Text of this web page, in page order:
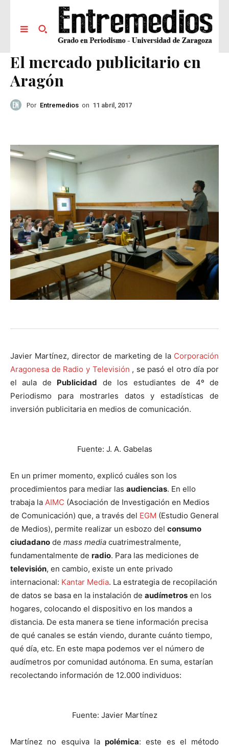
El mercado publicitario en
Aragón
Por Entremedios on 11 abril, 2017
Javier Martínez, director de marketing de la Corporación
Aragonesa de Radio y Televisión , se pasó el otro día por
el aula de Publicidad de los estudiantes de 4º de
Periodismo para mostrarles datos y estadísticas de
inversión publicitaria en medios de comunicación.
Fuente: J. A. Gabelas
En un primer momento, explicó cuáles son los
procedimientos para mediar las audiencias. En ello
trabaja la AIMC (Asociación de Investigación en Medios
de Comunicación) que, a través del EGM (Estudio General
de Medios), permite realizar un esbozo del consumo
ciudadano de mass media cuatrimestralmente,
fundamentalmente de radio. Para las mediciones de
televisión, en cambio, existe un ente privado
internacional: Kantar Media. La estrategia de recopilación
de datos se basa en la instalación de audímetros en los
hogares, colocando el dispositivo en los mandos a
distancia. De esta manera se tiene información precisa
de qué canales se están viendo, durante cuánto tiempo,
qué día, etc. En este mapa podemos ver el número de
audímetros por comunidad autónoma. En suma, estarían
recolectando información de 12.000 individuos:
Fuente: Javier Martínez
Martínez no esquiva la polémica: este es el método